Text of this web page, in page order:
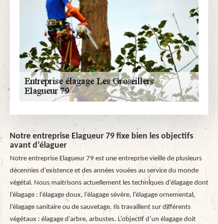
Notre entreprise Elagueur 79 fixe bien les objectifs
avant d’élaguer
Notre entreprise Elagueur 79 est une entreprise vieille de plusieurs
décennies d’existence et des années vouées au service du monde
végétal. Nous maitrisons actuellement les techniques d’élagage dont
l’élagage : l’élagage doux, l’élagage sévère, l’élagage ornemental,
l’élagage sanitaire ou de sauvetage. Ils travaillent sur différents
végétaux : élagage d’arbre, arbustes. L’objectif d’un élagage doit